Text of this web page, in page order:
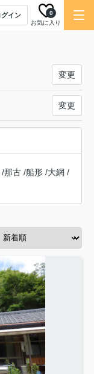
グイン
お気に入り
0
変更
変更
/那古 /船形 /大網 /